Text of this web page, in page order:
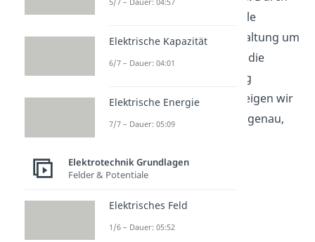
Bestimmen der Ersatzquelle
vereinfacht sich deine Schaltung um
ein Vielfaches, dadurch ist die
anschließende Berechnung
einfacher. Im Folgenden zeigen wir
dir anhand eines Beispiels genau,
Elektrische Kapazität
6/7 – Dauer: 04:01
Elektrische Energie
7/7 – Dauer: 05:09
Elektrotechnik Grundlagen
Felder & Potentiale
Elektrisches Feld
1/6 – Dauer: 05:52